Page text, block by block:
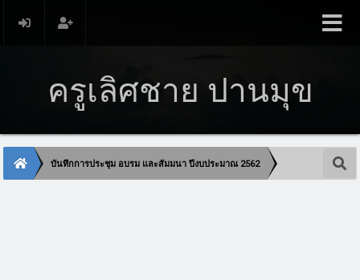
ครูเลิศชาย ปานมุข
บันทึกการประชุม อบรม และสัมมนา ปีงบประมาณ 2562